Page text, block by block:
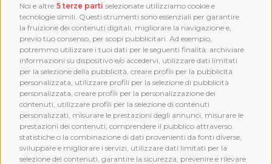
Noi e altre 5 terze parti selezionate utilizziamo cookie e
tecnologie simili. Questi strumenti sono essenziali per garantire
la fruizione dei contenuti digitali, migliorare la navigazione e,
previo tuo consenso, per scopi pubblicitari. Ad esempio,
potremmo utilizzare i tuoi dati per le seguenti finalità: archiviare
informazioni su dispositivo e/o accedervi, utilizzare dati limitati
per la selezione della pubblicità, creare profili per la pubblicità
personalizzata, utilizzare profili per la selezione di pubblicità
personalizzata, creare profili per la personalizzazione dei
contenuti, utilizzare profili per la selezione di contenuti
personalizzati, misurare le prestazioni degli annunci, misurare le
prestazioni dei contenuti, comprendere il pubblico attraverso
statistiche o la combinazione di dati provenienti da fonti diverse,
sviluppare e migliorare i servizi, utilizzare dati limitati per la
selezione dei contenuti, garantire la sicurezza, prevenire e rilevare